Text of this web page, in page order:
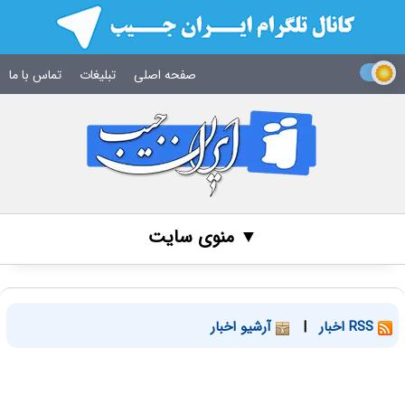
صفحه اصلی تبلیغات تماس با ما
▼ منوی سایت
| آرشیو اخبار